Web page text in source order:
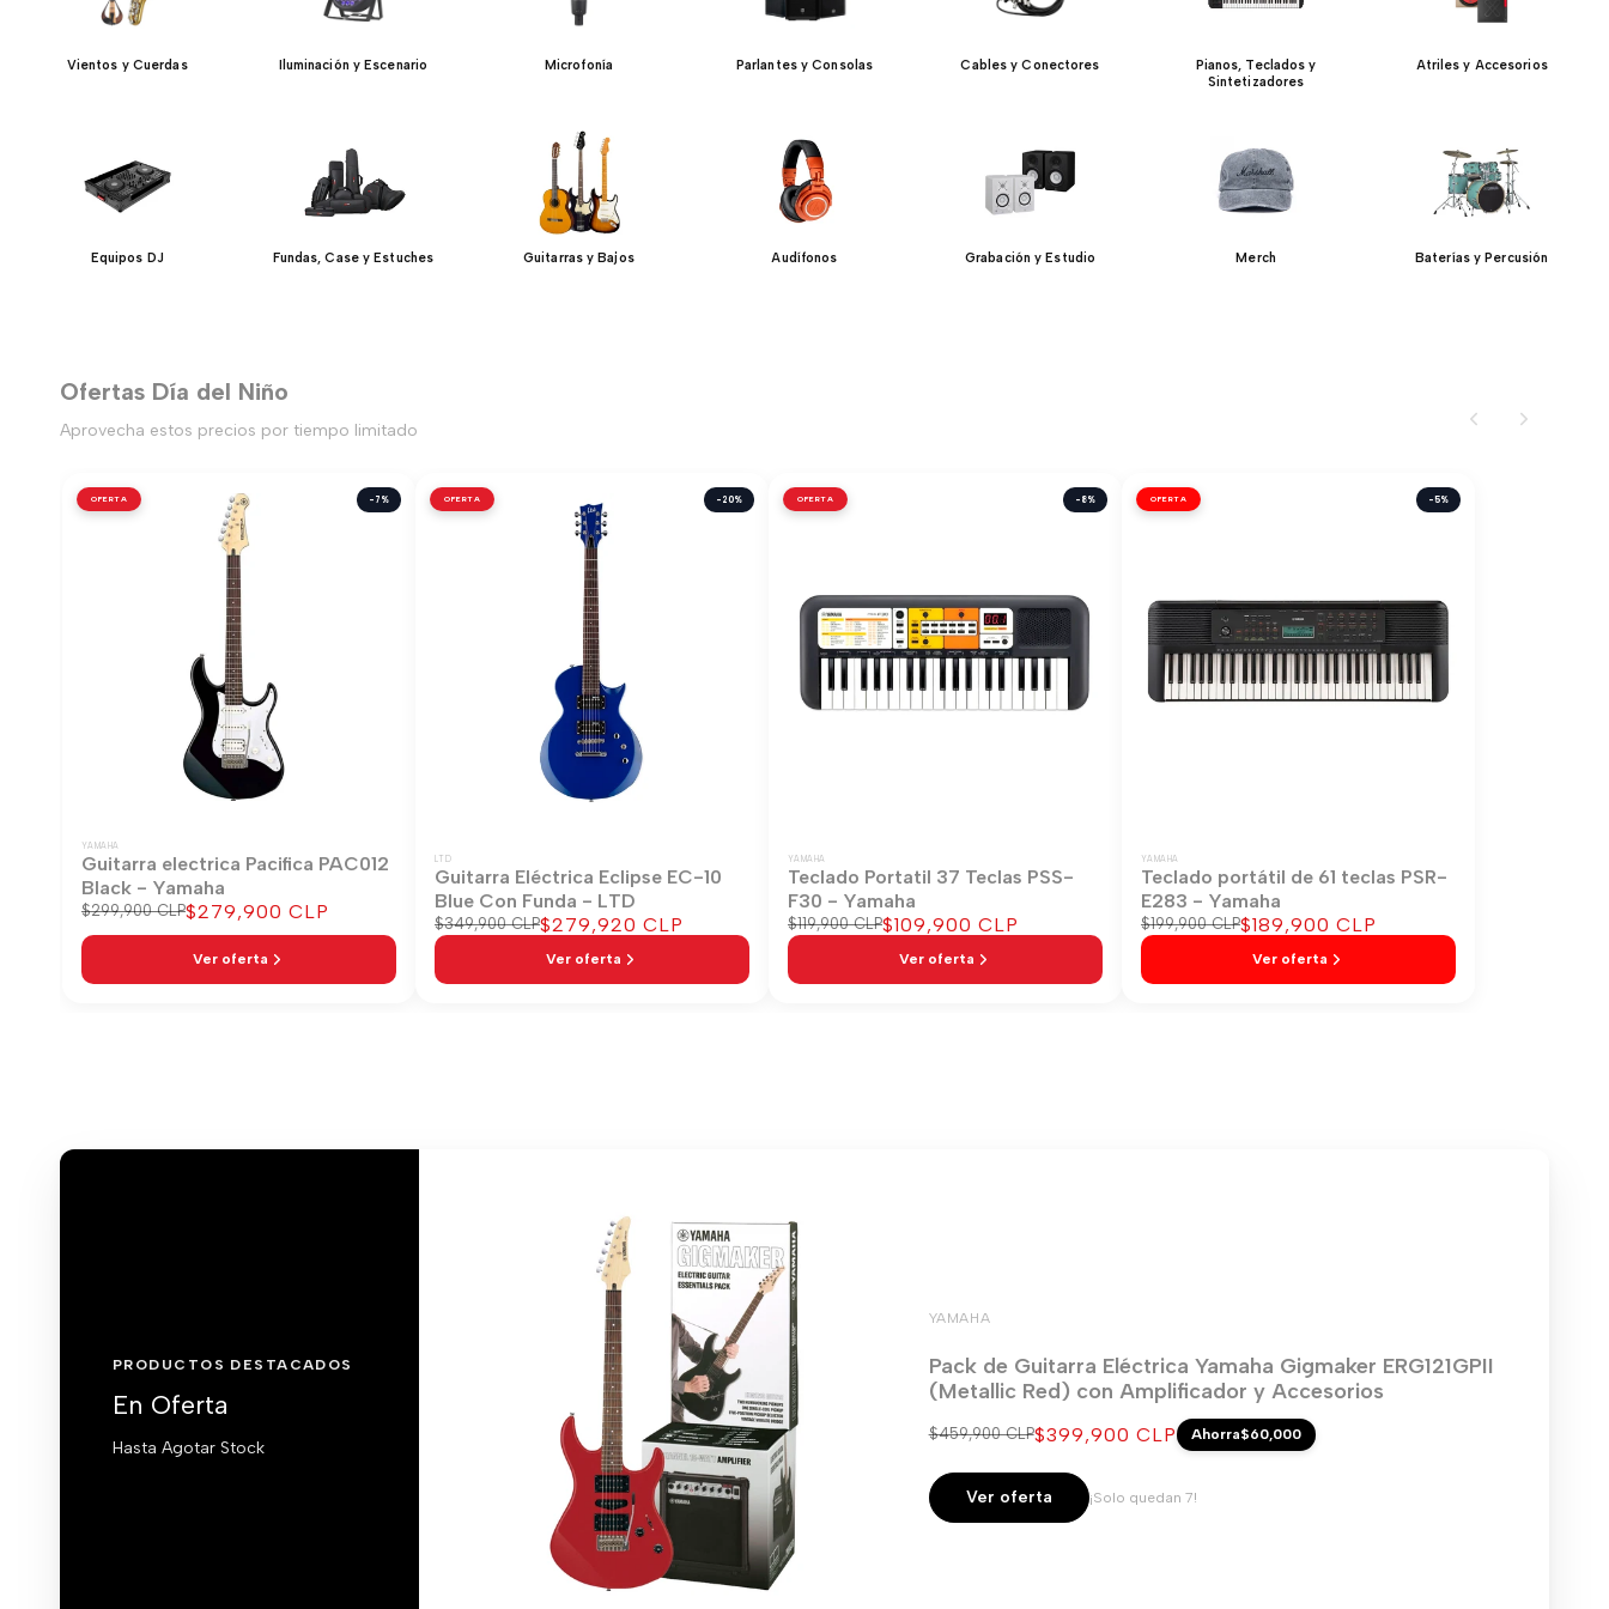
Vientos y Cuerdas Iluminación y Escenario Microfonía Parlantes y Consolas Cables y Conectores
Pianos, Teclados y
Sintetizadores
Atriles y Accesorios
Equipos DJ Fundas, Case y Estuches Guitarras y Bajos Audífonos Grabación y Estudio Merch Baterías y Percusión
Ofertas Día del Niño
Aprovecha estos precios por tiempo limitado
OFERTA -7%
YAMAHA
Guitarra electrica Pacifica PAC012
Black - Yamaha
Precio
$299,900 CLPPrecio
de
venta
$279,900 CLP
Ver oferta
OFERTA -20%
LTD
Guitarra Eléctrica Eclipse EC-10
Blue Con Funda - LTD
Precio
regular
$349,900 CLPPrecio
venta
$279,920 CLP
Ver oferta
OFERTA -8%
YAMAHA
Teclado Portatil 37 Teclas PSS-
F30 - Yamaha
Precio
regular
$119,900 CLPPrecio
venta
$109,900 CLP
Ver oferta
OFERTA -5%
YAMAHA
Teclado portátil de 61 teclas PSR-
E283 - Yamaha
Precio
regular
$199,900 CLPPrecio
venta
$189,900 CLP
Ver oferta
PRODUCTOS DESTACADOS
En Oferta
Hasta Agotar Stock
YAMAHA
Pack de Guitarra Eléctrica Yamaha Gigmaker ERG121GPII
(Metallic Red) con Amplificador y Accesorios
Precio
$459,900 CLPPrecio
venta
$399,900 CLP Ahorra$60,000
Ver oferta ¡Solo quedan 7!